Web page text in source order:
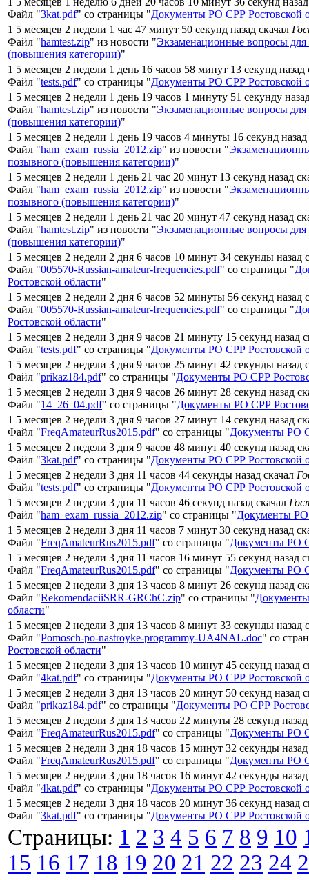
Файл "3kat.pdf" со страницы "Документы РО СРР Ростовской
1 5 месяцев 2 недели 1 час 47 минут 50 секунд назад скачал
Файл "hamtest.zip" из новости "Экзаменационные вопросы
(повышения категории)"
1 5 месяцев 2 недели 1 день 16 часов 58 минут 13 секунд назад
Файл "tests.pdf" со страницы "Документы РО СРР Ростовской
1 5 месяцев 2 недели 1 день 19 часов 1 минуту 51 секунду
Файл "hamtest.zip" из новости "Экзаменационные вопросы
(повышения категории)"
1 5 месяцев 2 недели 1 день 19 часов 4 минуты 16 секунд
Файл "ham_exam_russia_2012.zip" из новости "
позывного (повышения категории)"
1 5 месяцев 2 недели 1 день 21 час 20 минут 13 секунд назад
Файл "ham_exam_russia_2012.zip" из новости "
позывного (повышения категории)"
1 5 месяцев 2 недели 1 день 21 час 20 минут 47 секунд назад
Файл "hamtest.zip" из новости "Экзаменационные вопросы
(повышения категории)"
1 5 месяцев 2 недели 2 дня 6 часов 10 минут 34 секунды назад
Файл "005570-Russian-amateur-frequencies.pdf" со страницы "
Ростовской области"
1 5 месяцев 2 недели 2 дня 6 часов 52 минуты 56 секунд назад
Файл "005570-Russian-amateur-frequencies.pdf" со страницы "
Ростовской области"
1 5 месяцев 2 недели 3 дня 9 часов 21 минуту 15 секунд назад
Файл "tests.pdf" со страницы "Документы РО СРР Ростовской
1 5 месяцев 2 недели 3 дня 9 часов 25 минут 42 секунды назад
Файл "prikaz184.pdf" со страницы "Документы РО СРР
1 5 месяцев 2 недели 3 дня 9 часов 26 минут 28 секунд назад
Файл "14_26_04.pdf" со страницы "Документы РО СРР
1 5 месяцев 2 недели 3 дня 9 часов 27 минут 14 секунд назад
Файл "FreqAmateurRus2015.pdf" со страницы "Документы РО
1 5 месяцев 2 недели 3 дня 9 часов 48 минут 40 секунд назад
Файл "3kat.pdf" со страницы "Документы РО СРР Ростовской
1 5 месяцев 2 недели 3 дня 11 часов 44 секунды назад скачал
Файл "tests.pdf" со страницы "Документы РО СРР Ростовской
1 5 месяцев 2 недели 3 дня 11 часов 46 секунд назад скачал
Файл "ham_exam_russia_2012.zip" со страницы "Документы РО
1 5 месяцев 2 недели 3 дня 11 часов 7 минут 30 секунд назад
Файл "FreqAmateurRus2015.pdf" со страницы "Документы РО
1 5 месяцев 2 недели 3 дня 11 часов 16 минут 55 секунд назад
Файл "FreqAmateurRus2015.pdf" со страницы "Документы РО
1 5 месяцев 2 недели 3 дня 13 часов 8 минут 26 секунд назад
Файл "RekomendaciiSRR-GRChC.zip" со страницы "
области"
1 5 месяцев 2 недели 3 дня 13 часов 8 минут 33 секунды назад
Файл "Pomosch-po-nastroyke-programmy-UA4NAL.doc" со
Ростовской области"
1 5 месяцев 2 недели 3 дня 13 часов 10 минут 45 секунд назад
Файл "4kat.pdf" со страницы "Документы РО СРР Ростовской
1 5 месяцев 2 недели 3 дня 13 часов 20 минут 50 секунд назад
Файл "prikaz184.pdf" со страницы "Документы РО СРР
1 5 месяцев 2 недели 3 дня 13 часов 22 минуты 28 секунд
Файл "FreqAmateurRus2015.pdf" со страницы "Документы РО
1 5 месяцев 2 недели 3 дня 18 часов 15 минут 32 секунды
Файл "FreqAmateurRus2015.pdf" со страницы "Документы РО
1 5 месяцев 2 недели 3 дня 18 часов 16 минут 42 секунды
Файл "4kat.pdf" со страницы "Документы РО СРР Ростовской
1 5 месяцев 2 недели 3 дня 18 часов 20 минут 36 секунд назад
Файл "3kat.pdf" со страницы "Документы РО СРР Ростовской
Страницы: 1 2 3 4 5 6 7 8 9 10
15 16 17 18 19 20 21 22 23 24